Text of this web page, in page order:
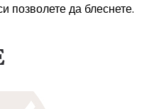
позволете да блеснете.